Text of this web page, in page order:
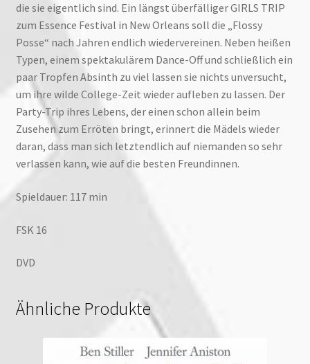
die sie eigentlich sind. Ein längst überfälliger GIRLS TRIP
zum Essence Festival in New Orleans soll die „Flossy
Posse“ nach Jahren endlich wiedervereinen. Neben heißen
Typen, einem spektakulärem Dance-Off und schließlich ein
paar Tropfen Absinth zu viel lassen sie nichts unversucht,
um ihre wilde College-Zeit wieder aufleben zu lassen. Der
Party-Trip ihres Lebens, der einen schon allein beim
Zusehen zum Erröten bringt, erinnert die Mädels wieder
daran, dass man sich letztendlich auf niemanden so sehr
verlassen kann, wie auf die besten Freundinnen.
Spieldauer: 117 min
FSK 16
DVD
Ähnliche Produkte